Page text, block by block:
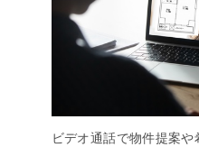
ビデオ通話で物件提案